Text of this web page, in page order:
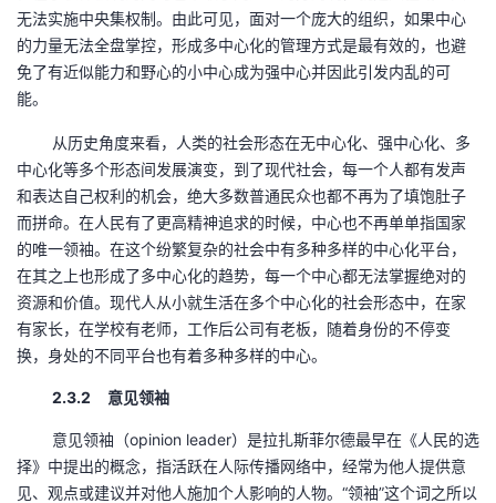
无法实施中央集权制。由此可见，面对一个庞大的组织，如果中心
的力量无法全盘掌控，形成多中心化的管理方式是最有效的，也避
免了有近似能力和野心的小中心成为强中心并因此引发内乱的可
能。
从历史角度来看，人类的社会形态在无中心化、强中心化、多
中心化等多个形态间发展演变，到了现代社会，每一个人都有发声
和表达自己权利的机会，绝大多数普通民众也都不再为了填饱肚子
而拼命。在人民有了更高精神追求的时候，中心也不再单单指国家
的唯一领袖。在这个纷繁复杂的社会中有多种多样的中心化平台，
在其之上也形成了多中心化的趋势，每一个中心都无法掌握绝对的
资源和价值。现代人从小就生活在多个中心化的社会形态中，在家
有家长，在学校有老师，工作后公司有老板，随着身份的不停变
换，身处的不同平台也有着多种多样的中心。
2.3.2 意见领袖
意见领袖（opinion leader）是拉扎斯菲尔德最早在《人民的选
择》中提出的概念，指活跃在人际传播网络中，经常为他人提供意
见、观点或建议并对他人施加个人影响的人物。“领袖”这个词之所以